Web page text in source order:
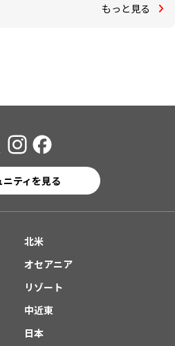
もっと見る
ニティを見る
北米
オセアニア
リゾート
中近東
日本